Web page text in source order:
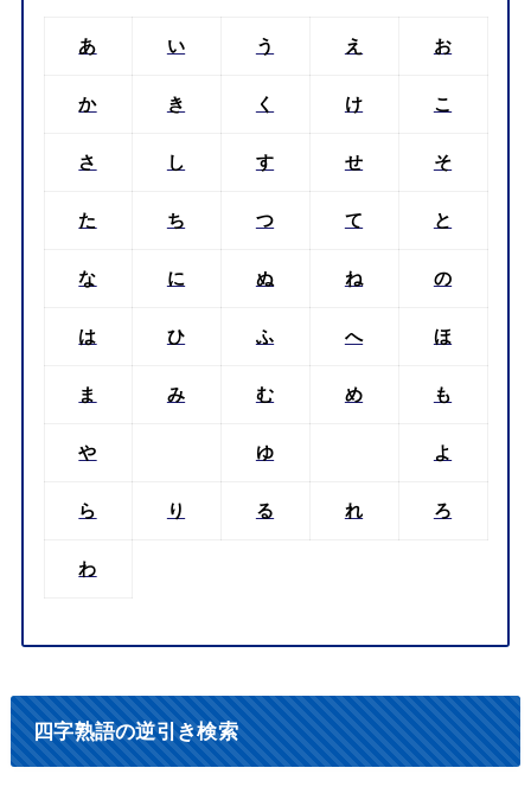
あ い う え お
か き く け こ
さ し す せ そ
た ち つ て と
な に ぬ ね の
は ひ ふ へ ほ
ま み む め も
や ゆ よ
ら り る れ ろ
わ
四字熟語の逆引き検索